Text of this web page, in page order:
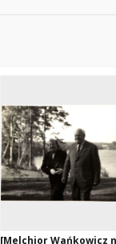
[Melchior Wańkowicz